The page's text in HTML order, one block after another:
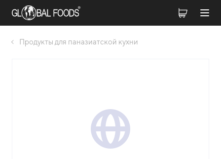
Продукты для паназиатской кухни